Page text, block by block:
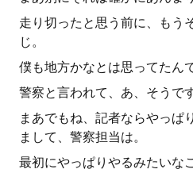
走り切ったと思う前に、もう
じ。
僕も地方かなとは思ってたん
警察と言われて、あ、そうで
まあでもね、記者ならやっぱ
まして、警察担当は。
最初にやっぱりやるみたいな